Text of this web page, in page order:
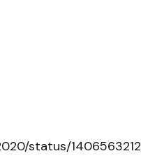
status/